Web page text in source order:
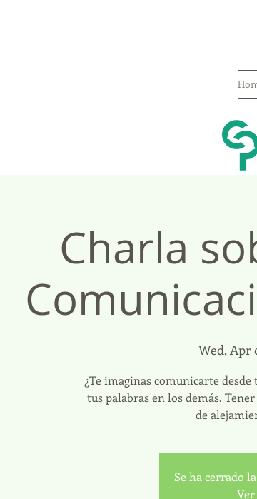
Charla
Wed, Apr
¿Te imaginas comunicarte
tus palabras en los demás.
de
Se ha cerrado